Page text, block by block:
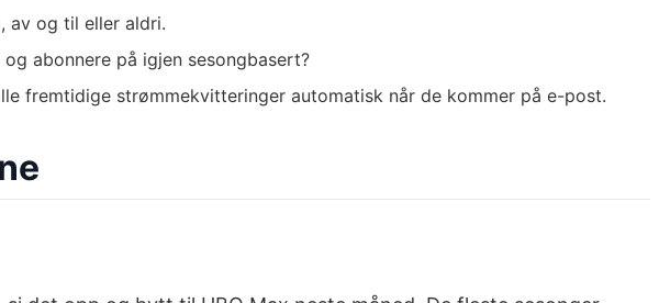
av og til eller aldri.
abonnere på igjen sesongbasert?
fremtidige strømmekvitteringer automatisk når de kommer på e-post.